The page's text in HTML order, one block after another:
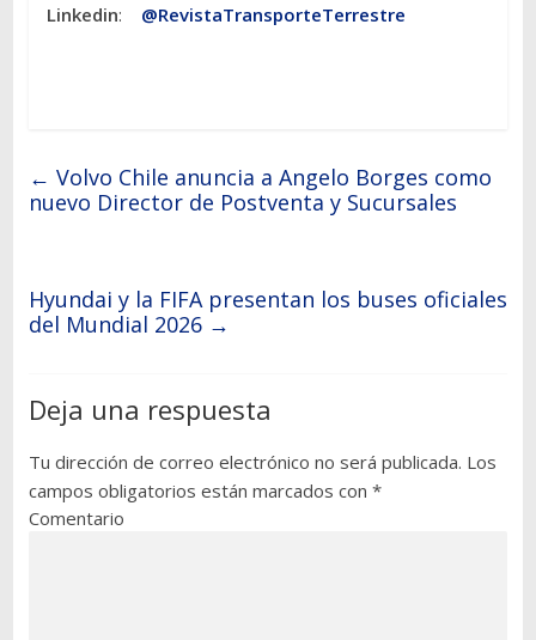
Linkedin: @RevistaTransporteTerrestre
← Volvo Chile anuncia a Angelo Borges como
nuevo Director de Postventa y Sucursales
Hyundai y la FIFA presentan los buses oficiales
del Mundial 2026 →
Deja una respuesta
Tu dirección de correo electrónico no será publicada. Los
campos obligatorios están marcados con *
Comentario